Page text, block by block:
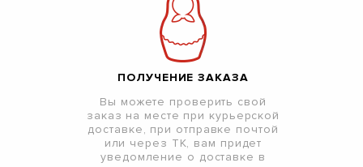
ПОЛУЧЕНИЕ ЗАКАЗА
Вы можете проверить свой
заказ на месте при курьерской
доставке, при отправке почтой
или через ТК, вам придет
уведомление о доставке в